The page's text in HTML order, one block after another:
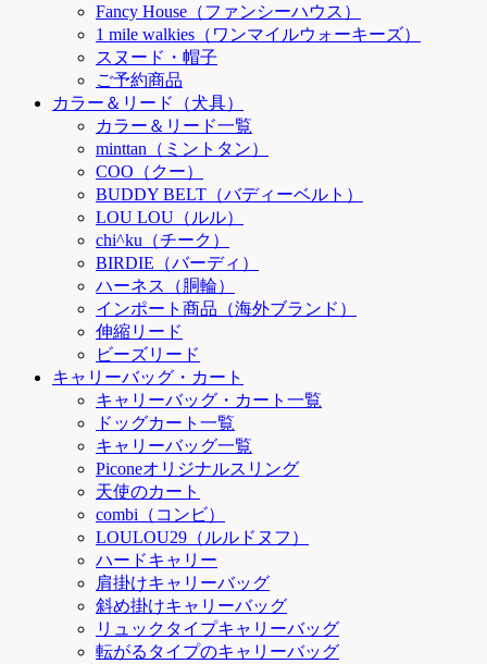
Fancy House（ファンシーハウス）
1 mile walkies（ワンマイルウォーキーズ）
スヌード・帽子
ご予約商品
カラー＆リード（犬具）
カラー＆リード一覧
minttan（ミントタン）
COO（クー）
BUDDY BELT（バディーベルト）
LOU LOU（ルル）
chi^ku（チーク）
BIRDIE（バーディ）
ハーネス（胴輪）
インポート商品（海外ブランド）
伸縮リード
ビーズリード
キャリーバッグ・カート
キャリーバッグ・カート一覧
ドッグカート一覧
キャリーバッグ一覧
Piconeオリジナルスリング
天使のカート
combi（コンビ）
LOULOU29（ルルドヌフ）
ハードキャリー
肩掛けキャリーバッグ
斜め掛けキャリーバッグ
リュックタイプキャリーバッグ
転がるタイプのキャリーバッグ